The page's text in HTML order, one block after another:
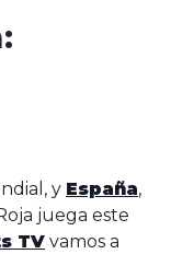
y España,
juega este
TV vamos a